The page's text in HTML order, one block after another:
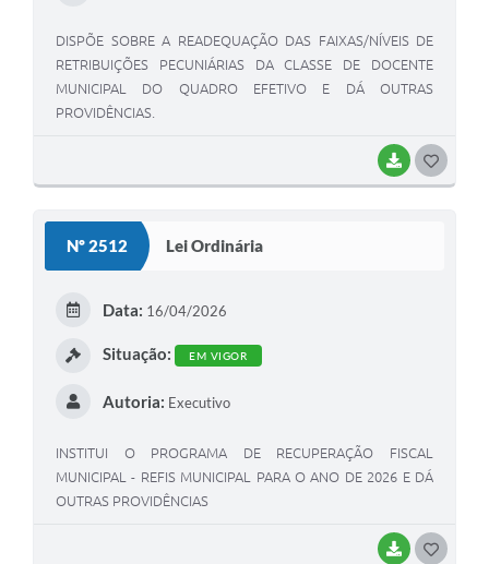
BAIXAR
DISPÕE SOBRE A READEQUAÇÃO DAS FAIXAS/NÍVEIS DE
RETRIBUIÇÕES PECUNIÁRIAS DA CLASSE DE DOCENTE
MUNICIPAL DO QUADRO EFETIVO E DÁ OUTRAS
PROVIDÊNCIAS.
Nº 2512 Lei Ordinária
BAIXAR
Data: 16/04/2026
Situação: EM VIGOR
Autoria: Executivo
INSTITUI O PROGRAMA DE RECUPERAÇÃO FISCAL
MUNICIPAL - REFIS MUNICIPAL PARA O ANO DE 2026 E DÁ
OUTRAS PROVIDÊNCIAS